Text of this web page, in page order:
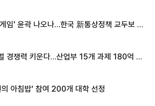
임' 윤곽 나오나…한국 新통상정책 교두보 활
경쟁력 키운다…산업부 15개 과제 180억 지
아침밥' 참여 200개 대학 선정